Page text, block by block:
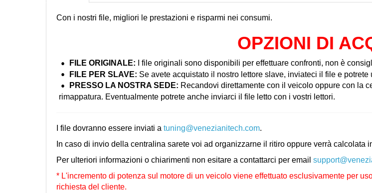
Con i nostri file, migliori le prestazioni e risparmi nei consumi.
OPZIONI DI
FILE ORIGINALE:
I file originali sono disponibili per effettuare confronti, non è
FILE PER SLAVE: Se avete acquistato il nostro lettore slave, inviateci il file e
PRESSO LA NOSTRA SEDE: Recandovi direttamente con il veicolo oppure con la
rimappatura. Eventualmente potrete anche inviarci il file letto con i vostri lettori.
I file dovranno essere inviati a tuning@venezianitech.com.
In caso di invio della centralina sarete voi ad organizzarne il ritiro oppure verrà
Per ulteriori informazioni o chiarimenti non esitare a contattarci per email
* L'incremento di potenza sul motore di un veicolo viene effettuato esclusivamente per
richiesta del cliente.